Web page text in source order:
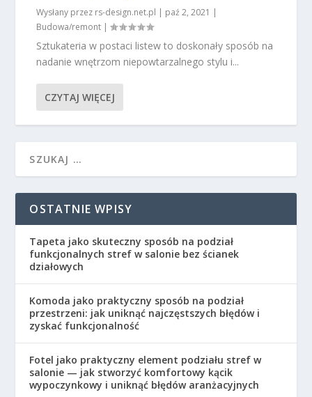
Wysłany przez rs-design.net.pl | paź 2, 2021 |
Budowa/remont |
Sztukateria w postaci listew to doskonały sposób na
nadanie wnętrzom niepowtarzalnego stylu i...
CZYTAJ WIĘCEJ
OSTATNIE WPISY
Tapeta jako skuteczny sposób na podział
funkcjonalnych stref w salonie bez ścianek
działowych
Komoda jako praktyczny sposób na podział
przestrzeni: jak uniknąć najczęstszych błędów i
zyskać funkcjonalność
Fotel jako praktyczny element podziału stref w
salonie — jak stworzyć komfortowy kącik
wypoczynkowy i uniknąć błędów aranżacyjnych